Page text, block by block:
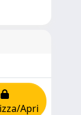
Apri